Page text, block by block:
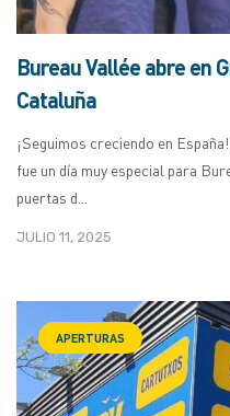
Bureau Vallée abre en
Cataluña
¡Seguimos creciendo en
fue un día muy especial para
puertas d...
JULIO 11, 2025
APERTURAS